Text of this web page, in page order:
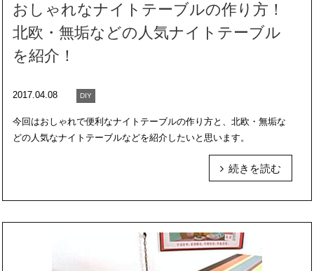
おしゃれなナイトテーブルの作り方！
北欧・無垢などの人気ナイトテーブル
を紹介！
2017.04.08 DIY
今回はおしゃれで便利なナイトテーブルの作り方と、北欧・無垢な
どの人気なナイトテーブルなどを紹介したいと思います。
続きを読む